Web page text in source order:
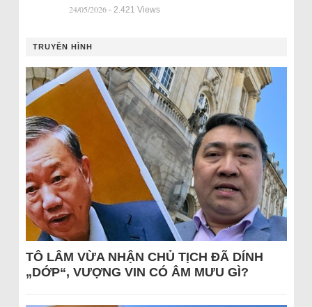
24/05/2026 - 2.421 Views
TRUYỀN HÌNH
TÔ LÂM VỪA NHẬN CHỦ TỊCH ĐÃ DÍNH
„DỚP“, VƯỢNG VIN CÓ ÂM MƯU GÌ?